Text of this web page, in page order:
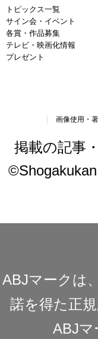
トピックス一覧
サイン会・イベント
各賞・作品募集
テレビ・映画化情報
プレゼント
画像使用・
掲載の記事
ABJマークは
諾を得た正
ABJマ